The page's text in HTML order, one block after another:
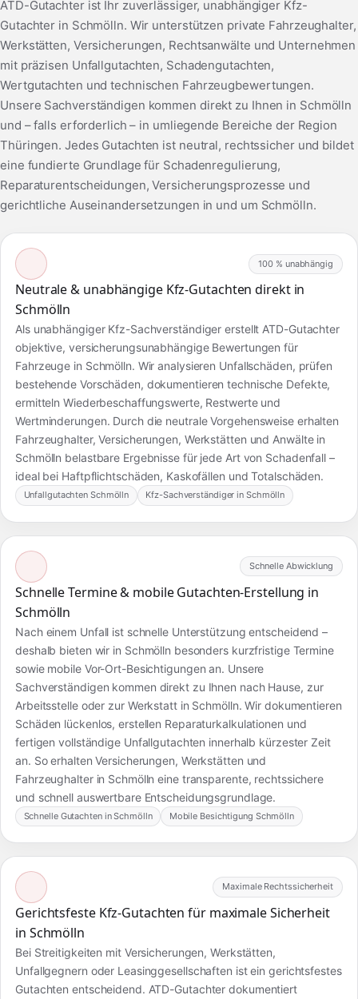
ATD-Gutachter ist Ihr zuverlässiger, unabhängiger Kfz-
Gutachter in Schmölln. Wir unterstützen private Fahrzeughalter,
Werkstätten, Versicherungen, Rechtsanwälte und Unternehmen
mit präzisen Unfallgutachten, Schadengutachten,
Wertgutachten und technischen Fahrzeugbewertungen.
Unsere Sachverständigen kommen direkt zu Ihnen in Schmölln
und – falls erforderlich – in umliegende Bereiche der Region
Thüringen. Jedes Gutachten ist neutral, rechtssicher und bildet
eine fundierte Grundlage für Schadenregulierung,
Reparaturentscheidungen, Versicherungsprozesse und
gerichtliche Auseinandersetzungen in und um Schmölln.
100 % unabhängig
Neutrale & unabhängige Kfz-Gutachten direkt in
Schmölln
Als unabhängiger Kfz-Sachverständiger erstellt ATD-Gutachter
objektive, versicherungsunabhängige Bewertungen für
Fahrzeuge in Schmölln. Wir analysieren Unfallschäden, prüfen
bestehende Vorschäden, dokumentieren technische Defekte,
ermitteln Wiederbeschaffungswerte, Restwerte und
Wertminderungen. Durch die neutrale Vorgehensweise erhalten
Fahrzeughalter, Versicherungen, Werkstätten und Anwälte in
Schmölln belastbare Ergebnisse für jede Art von Schadenfall –
ideal bei Haftpflichtschäden, Kaskofällen und Totalschäden.
Unfallgutachten Schmölln Kfz-Sachverständiger in Schmölln
Schnelle Abwicklung
Schnelle Termine & mobile Gutachten-Erstellung in
Schmölln
Nach einem Unfall ist schnelle Unterstützung entscheidend –
deshalb bieten wir in Schmölln besonders kurzfristige Termine
sowie mobile Vor-Ort-Besichtigungen an. Unsere
Sachverständigen kommen direkt zu Ihnen nach Hause, zur
Arbeitsstelle oder zur Werkstatt in Schmölln. Wir dokumentieren
Schäden lückenlos, erstellen Reparaturkalkulationen und
fertigen vollständige Unfallgutachten innerhalb kürzester Zeit
an. So erhalten Versicherungen, Werkstätten und
Fahrzeughalter in Schmölln eine transparente, rechtssichere
und schnell auswertbare Entscheidungsgrundlage.
Schnelle Gutachten in Schmölln Mobile Besichtigung Schmölln
Maximale Rechtssicherheit
Gerichtsfeste Kfz-Gutachten für maximale Sicherheit
in Schmölln
Bei Streitigkeiten mit Versicherungen, Werkstätten,
Unfallgegnern oder Leasinggesellschaften ist ein gerichtsfestes
Gutachten entscheidend. ATD-Gutachter dokumentiert